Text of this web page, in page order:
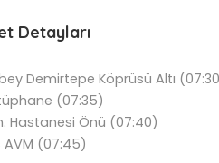
Detayları
Demirtepe Köprüsü Altı
(07:35)
Hastanesi Önü (07:40)
AVM (07:45)